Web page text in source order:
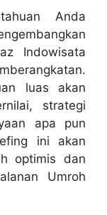
Anda
Indowisata
luas akan
strategi
apa pun
ini akan
optimis dan
Umroh